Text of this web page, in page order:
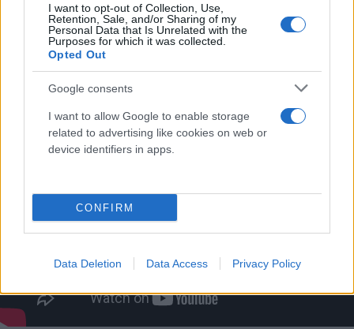
I want to opt-out of Collection, Use,
Retention, Sale, and/or Sharing of my
Personal Data that Is Unrelated with the
Purposes for which it was collected.
Opted Out
Google consents
I want to allow Google to enable storage
related to advertising like cookies on web or
device identifiers in apps.
CONFIRM
Data Deletion Data Access Privacy Policy